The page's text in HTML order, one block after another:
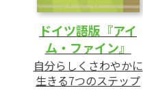
ドイツ語版『アイ
ム・ファイン』
自分らしくさわやかに
生きる7つのステップ